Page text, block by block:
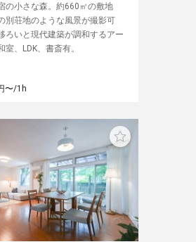
の小さな森。約660㎡の敷地
別荘地のような風景が撮影可
ろいと現代建築が調和するアー
室、LDK、書斎有。
〜/1h